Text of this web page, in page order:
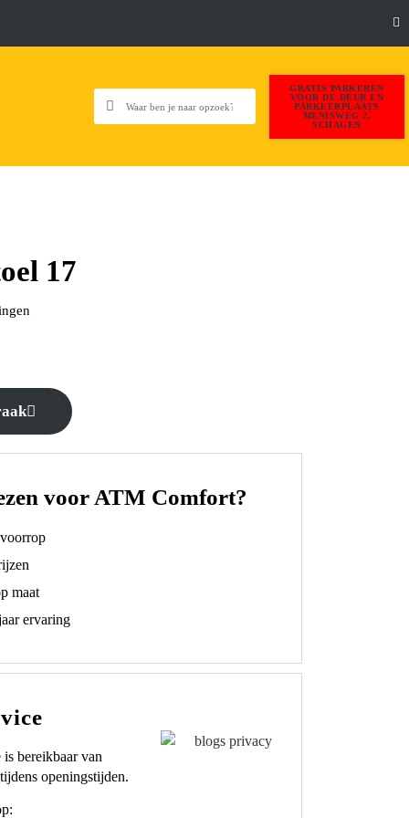
GRATIS PARKEREN
VOOR DE DEUR EN
PARKEERPLAATS
MENISWEG 2,
SCHAGEN
17
voor ATM Comfort?
maat
ervaring
bereikbaar van
openingstijden.